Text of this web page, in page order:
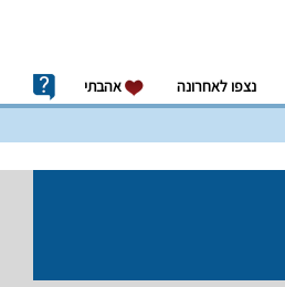
נצפו לאחרונה אהבתי